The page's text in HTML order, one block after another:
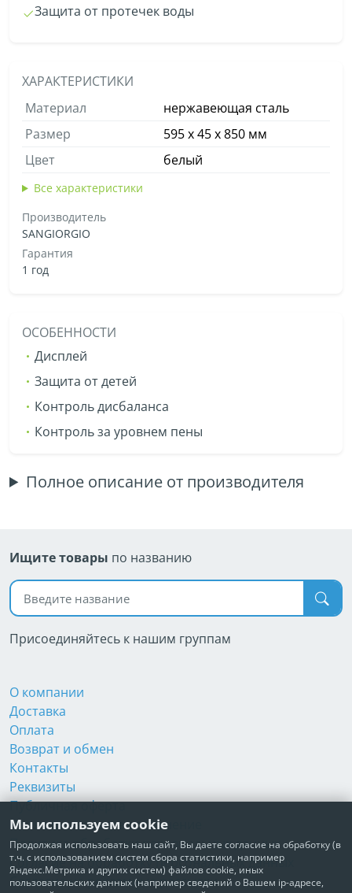
Защита от протечек воды
ХАРАКТЕРИСТИКИ
Материал
нержавеющая сталь
Размер
595 х 45 х 850 мм
Цвет
белый
Все характеристики
Производитель
SANGIORGIO
Гарантия
1 год
ОСОБЕННОСТИ
Дисплей
Защита от детей
Контроль дисбаланса
Контроль за уровнем пены
Полное описание от производителя
Ищите товары по названию
Поиск по названию
Присоединяйтесь к нашим группам
О компании
Доставка
Оплата
Возврат и обмен
Контакты
Реквизиты
Публичная оферта
Пользовательское соглашение
Политика обработки персональных данных
Согласие на обработку персональных данных
Согласие на рекламные рассылки
Мы используем cookie
Продолжая использовать наш сайт, Вы даете согласие на обработку (в
т.ч. с использованием систем сбора статистики, например
Яндекс.Метрика и других систем) файлов cookie, иных
пользовательских данных (например сведений о Вашем ip-адресе,